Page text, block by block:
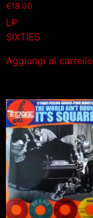
€18.00
LP
SIXTIES
Aggiungi al carrello